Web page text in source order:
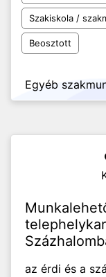
Szakiskola /
Beosztott
Egyéb
az érdi és a